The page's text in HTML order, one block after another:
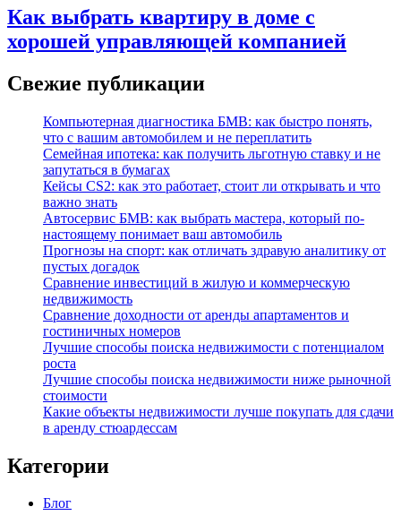
Как выбрать квартиру в доме с
хорошей управляющей компанией
Свежие публикации
Компьютерная диагностика БМВ: как быстро понять,
что с вашим автомобилем и не переплатить
Семейная ипотека: как получить льготную ставку и не
запутаться в бумагах
Кейсы CS2: как это работает, стоит ли открывать и что
важно знать
Автосервис БМВ: как выбрать мастера, который по-
настоящему понимает ваш автомобиль
Прогнозы на спорт: как отличать здравую аналитику от
пустых догадок
Сравнение инвестиций в жилую и коммерческую
недвижимость
Сравнение доходности от аренды апартаментов и
гостиничных номеров
Лучшие способы поиска недвижимости с потенциалом
роста
Лучшие способы поиска недвижимости ниже рыночной
стоимости
Какие объекты недвижимости лучше покупать для сдачи
в аренду стюардессам
Категории
Блог